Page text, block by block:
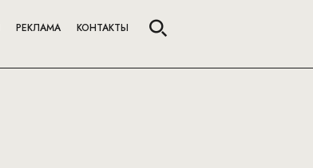
РЕКЛАМА КОНТАКТЫ